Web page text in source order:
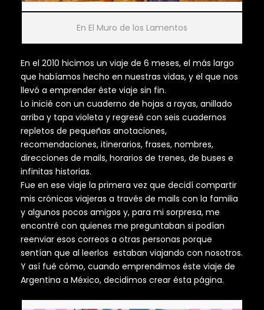
En El Muro de los Lamentos
En el 2010 hicimos un viaje de 6 meses, el más largo
que habíamos hecho en nuestras vidas, y el que nos
llevó a emprender éste viaje sin fin.
Lo inicié con un cuaderno de hojas a rayas, anillado
arriba y tapa violeta y regresé con seis cuadernos
repletos de pequeñas anotaciones,
recomendaciones, itinerarios, frases, nombres,
direcciones de mails, horarios de trenes, de buses e
infinitas historias.
Fue en ese viaje la primera vez que decidí compartir
mis crónicas viajeras a través de mails con la familia
y algunos pocos amigos y, para mi sorpresa, me
encontré con quienes me preguntaban si podían
reenviar esos correos a otras personas porque
sentían que al leerlos estaban viajando con nosotros.
Y así fué cómo, cuando emprendimos éste viaje de
Argentina a México, decidimos crear ésta página.